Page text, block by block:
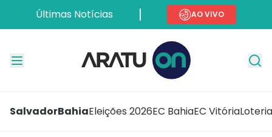
Últimas Notícias AO VIVO
SalvadorBahiaEleições 2026EC BahiaEC Vitória